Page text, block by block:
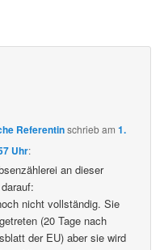
Referentinschriebam1.
Uhr:
an dieser
nicht vollständig. Sie
(20 Tage nach
der EU) aber sie wird